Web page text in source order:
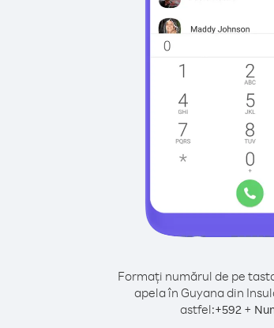
Formați numărul de pe
apela în Guyana din
astfel:+592 +